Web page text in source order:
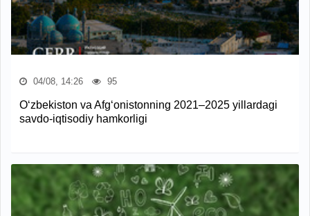
04/08, 14:26 95
O‘zbekiston va Afg‘onistonning 2021–2025 yillardagi
savdo-iqtisodiy hamkorligi